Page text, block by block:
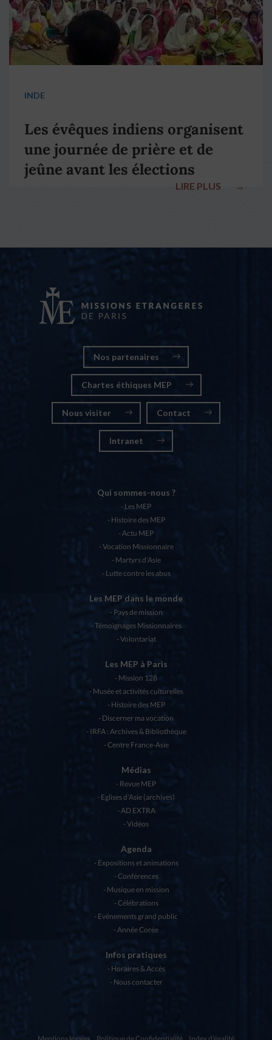
INDE
Les évêques indiens organisent
une journée de prière et de
jeûne avant les élections
LIRE PLUS →
Nos partenaires
Chartes éthiques MEP
Nous visiter Contact
Intranet
Qui sommes-nous ?
Les MEP
Histoire des MEP
Actu MEP
Vocation Missionnaire
Martyrs d’Asie
Lutte contre les abus
Les MEP dans le monde
Pays de mission
Témoignages Missionnaires
Volontariat
Les MEP à Paris
Mission 128
Musée et activités culturelles
Histoire des MEP
Discerner ma vocation
IRFA : Archives & Bibliothèque
Centre France-Asie
Médias
Revue MEP
Eglises d’Asie (archives)
AD EXTRA
Vidéos
Agenda
Expositions et animations
Conférences
Musique en mission
Célébrations
Evénements grand public
Année Corée
Infos pratiques
Horaires & Accès
Nous contacter